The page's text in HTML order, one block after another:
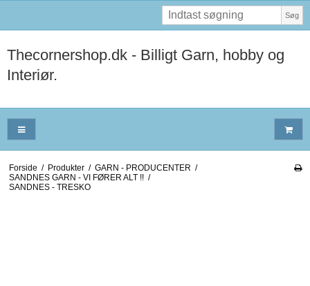
Søg
Thecornershop.dk - Billigt Garn, hobby og
Interiør.
Forside / Produkter / GARN - PRODUCENTER /
SANDNES GARN - VI FØRER ALT !! /
SANDNES - TRESKO